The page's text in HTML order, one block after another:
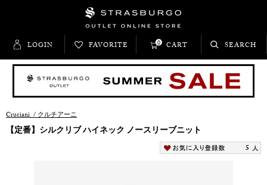
LOGIN FAVORITE CART
0 SEARCH
Cruciani/クルチアーニ
【定番】シルクリブ ハイネック ノースリーブニット
5